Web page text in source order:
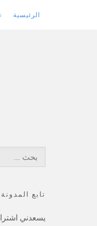
الرئيسية
تابع
يسعدني